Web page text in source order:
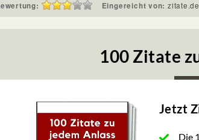
Eingereicht von: zitate.de